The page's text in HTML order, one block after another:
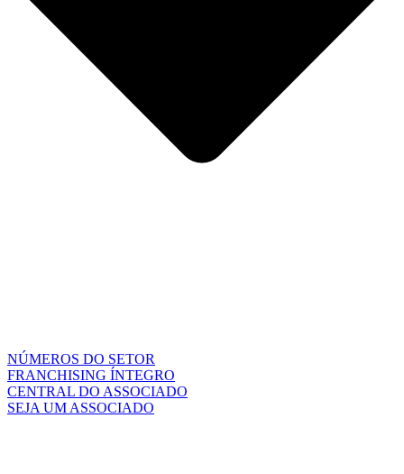
NÚMEROS DO SETOR
FRANCHISING ÍNTEGRO
CENTRAL DO ASSOCIADO
SEJA UM ASSOCIADO